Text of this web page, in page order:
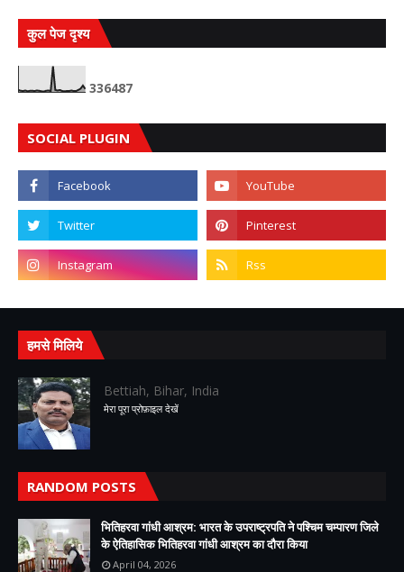
कुल पेज दृश्य
336487
SOCIAL PLUGIN
हमसे मिलिये
Bettiah, Bihar, India
मेरा पूरा प्रोफ़ाइल देखें
RANDOM POSTS
भितिहरवा गांधी आश्रम: भारत के उपराष्ट्रपति ने पश्चिम चम्पारण जिले
के ऐतिहासिक भितिहरवा गांधी आश्रम का दौरा किया
April 04, 2026